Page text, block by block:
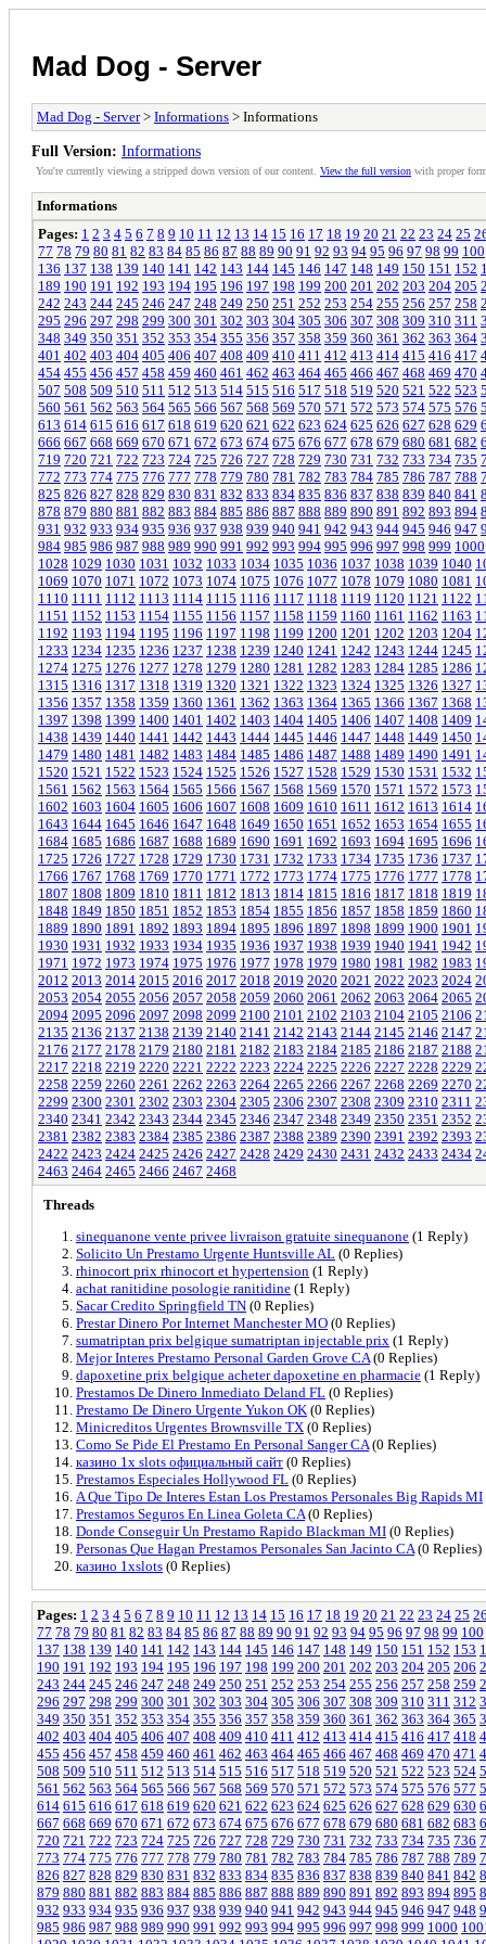
Mad Dog - Server
Mad Dog - Server> Informations > Informations
Full Version: Informations
You're currently viewing a stripped down version of our content. View the full version with proper
Informations
Pages: 1 2 3 4 5 6 7 8 9 10 11 12 13 14 15 16 17 18 19 20 21 22 23 24 25
77 78 79 80 81 82 83 84 85 86 87 88 89 90 91 92 93 94 95 96 97 98 99 100
136 137 138 139 140 141 142 143 144 145 146 147 148 149 150 151 152
189 190 191 192 193 194 195 196 197 198 199 200 201 202 203 204 205
242 243 244 245 246 247 248 249 250 251 252 253 254 255 256 257 258
295 296 297 298 299 300 301 302 303 304 305 306 307 308 309 310 311
348 349 350 351 352 353 354 355 356 357 358 359 360 361 362 363 364
401 402 403 404 405 406 407 408 409 410 411 412 413 414 415 416 417
454 455 456 457 458 459 460 461 462 463 464 465 466 467 468 469 470
507 508 509 510 511 512 513 514 515 516 517 518 519 520 521 522 523
560 561 562 563 564 565 566 567 568 569 570 571 572 573 574 575 576
613 614 615 616 617 618 619 620 621 622 623 624 625 626 627 628 629
666 667 668 669 670 671 672 673 674 675 676 677 678 679 680 681 682
719 720 721 722 723 724 725 726 727 728 729 730 731 732 733 734 735
772 773 774 775 776 777 778 779 780 781 782 783 784 785 786 787 788
825 826 827 828 829 830 831 832 833 834 835 836 837 838 839 840 841
878 879 880 881 882 883 884 885 886 887 888 889 890 891 892 893 894
931 932 933 934 935 936 937 938 939 940 941 942 943 944 945 946 947
984 985 986 987 988 989 990 991 992 993 994 995 996 997 998 999 1000
1028 1029 1030 1031 1032 1033 1034 1035 1036 1037 1038 1039 1040
1069 1070 1071 1072 1073 1074 1075 1076 1077 1078 1079 1080 1081
1110 1111 1112 1113 1114 1115 1116 1117 1118 1119 1120 1121 1122
1151 1152 1153 1154 1155 1156 1157 1158 1159 1160 1161 1162 1163
1192 1193 1194 1195 1196 1197 1198 1199 1200 1201 1202 1203 1204
1233 1234 1235 1236 1237 1238 1239 1240 1241 1242 1243 1244 1245
1274 1275 1276 1277 1278 1279 1280 1281 1282 1283 1284 1285 1286
1315 1316 1317 1318 1319 1320 1321 1322 1323 1324 1325 1326 1327
1356 1357 1358 1359 1360 1361 1362 1363 1364 1365 1366 1367 1368
1397 1398 1399 1400 1401 1402 1403 1404 1405 1406 1407 1408 1409
1438 1439 1440 1441 1442 1443 1444 1445 1446 1447 1448 1449 1450
1479 1480 1481 1482 1483 1484 1485 1486 1487 1488 1489 1490 1491
1520 1521 1522 1523 1524 1525 1526 1527 1528 1529 1530 1531 1532
1561 1562 1563 1564 1565 1566 1567 1568 1569 1570 1571 1572 1573
1602 1603 1604 1605 1606 1607 1608 1609 1610 1611 1612 1613 1614
1643 1644 1645 1646 1647 1648 1649 1650 1651 1652 1653 1654 1655
1684 1685 1686 1687 1688 1689 1690 1691 1692 1693 1694 1695 1696
1725 1726 1727 1728 1729 1730 1731 1732 1733 1734 1735 1736 1737
1766 1767 1768 1769 1770 1771 1772 1773 1774 1775 1776 1777 1778
1807 1808 1809 1810 1811 1812 1813 1814 1815 1816 1817 1818 1819
1848 1849 1850 1851 1852 1853 1854 1855 1856 1857 1858 1859 1860
1889 1890 1891 1892 1893 1894 1895 1896 1897 1898 1899 1900 1901
1930 1931 1932 1933 1934 1935 1936 1937 1938 1939 1940 1941 1942
1971 1972 1973 1974 1975 1976 1977 1978 1979 1980 1981 1982 1983
2012 2013 2014 2015 2016 2017 2018 2019 2020 2021 2022 2023 2024
2053 2054 2055 2056 2057 2058 2059 2060 2061 2062 2063 2064 2065
2094 2095 2096 2097 2098 2099 2100 2101 2102 2103 2104 2105 2106
2135 2136 2137 2138 2139 2140 2141 2142 2143 2144 2145 2146 2147
2176 2177 2178 2179 2180 2181 2182 2183 2184 2185 2186 2187 2188
2217 2218 2219 2220 2221 2222 2223 2224 2225 2226 2227 2228 2229
2258 2259 2260 2261 2262 2263 2264 2265 2266 2267 2268 2269 2270
2299 2300 2301 2302 2303 2304 2305 2306 2307 2308 2309 2310 2311
2340 2341 2342 2343 2344 2345 2346 2347 2348 2349 2350 2351 2352
2381 2382 2383 2384 2385 2386 2387 2388 2389 2390 2391 2392 2393
2422 2423 2424 2425 2426 2427 2428 2429 2430 2431 2432 2433 2434
2463 2464 2465 2466 2467 2468
Threads
sinequanone vente privee livraison gratuite sinequanone (1 Reply)
Solicito Un Prestamo Urgente Huntsville AL (0 Replies)
rhinocort prix rhinocort et hypertension (1 Reply)
achat ranitidine posologie ranitidine (1 Reply)
Sacar Credito Springfield TN (0 Replies)
Prestar Dinero Por Internet Manchester MO (0 Replies)
sumatriptan prix belgique sumatriptan injectable prix (1 Reply)
Mejor Interes Prestamo Personal Garden Grove CA (0 Replies)
dapoxetine prix belgique acheter dapoxetine en pharmacie (1 Reply)
Prestamos De Dinero Inmediato Deland FL (0 Replies)
Prestamo De Dinero Urgente Yukon OK (0 Replies)
Minicreditos Urgentes Brownsville TX (0 Replies)
Como Se Pide El Prestamo En Personal Sanger CA (0 Replies)
казино 1x slots официальный сайт (0 Replies)
Prestamos Especiales Hollywood FL (0 Replies)
A Que Tipo De Interes Estan Los Prestamos Personales Big Rapids MI
Prestamos Seguros En Linea Goleta CA (0 Replies)
Donde Conseguir Un Prestamo Rapido Blackman MI (0 Replies)
Personas Que Hagan Prestamos Personales San Jacinto CA (0 Replies)
казино 1xslots (0 Replies)
Pages: 1 2 3 4 5 6 7 8 9 10 11 12 13 14 15 16 17 18 19 20 21 22 23 24 25
77 78 79 80 81 82 83 84 85 86 87 88 89 90 91 92 93 94 95 96 97 98 99 100
137 138 139 140 141 142 143 144 145 146 147 148 149 150 151 152 153
190 191 192 193 194 195 196 197 198 199 200 201 202 203 204 205 206
243 244 245 246 247 248 249 250 251 252 253 254 255 256 257 258 259
296 297 298 299 300 301 302 303 304 305 306 307 308 309 310 311 312
349 350 351 352 353 354 355 356 357 358 359 360 361 362 363 364 365
402 403 404 405 406 407 408 409 410 411 412 413 414 415 416 417 418
455 456 457 458 459 460 461 462 463 464 465 466 467 468 469 470 471
508 509 510 511 512 513 514 515 516 517 518 519 520 521 522 523 524
561 562 563 564 565 566 567 568 569 570 571 572 573 574 575 576 577
614 615 616 617 618 619 620 621 622 623 624 625 626 627 628 629 630
667 668 669 670 671 672 673 674 675 676 677 678 679 680 681 682 683
720 721 722 723 724 725 726 727 728 729 730 731 732 733 734 735 736
773 774 775 776 777 778 779 780 781 782 783 784 785 786 787 788 789
826 827 828 829 830 831 832 833 834 835 836 837 838 839 840 841 842
879 880 881 882 883 884 885 886 887 888 889 890 891 892 893 894 895
932 933 934 935 936 937 938 939 940 941 942 943 944 945 946 947 948
985 986 987 988 989 990 991 992 993 994 995 996 997 998 999 1000